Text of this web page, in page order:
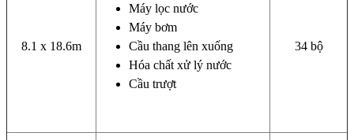
8.1 x 18.6m
Máy lọc nước
Máy bơm
Cầu thang lên xuống
Hóa chất xử lý nước
Cầu trượt
34 bộ